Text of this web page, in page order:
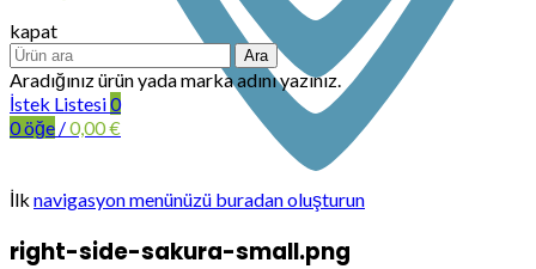
kapat
Ara
Aradığınız ürün yada marka adını yazınız.
İstek Listesi0
0öğe /0,00€
İlk navigasyon menünüzü buradan oluşturun
right-side-sakura-small.png